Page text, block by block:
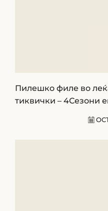
Пилешко филе во
тиквички – 4Сезони